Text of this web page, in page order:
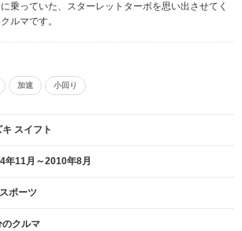
乗っていた、スターレットターボを思い出させてく
ルマです。
加速 小回り
キ スイフト
年11月～2010年8月
ポーツ
のクルマ